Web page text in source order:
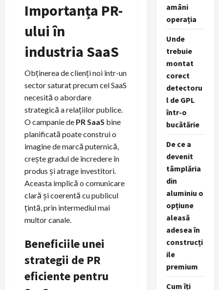
Importanța PR-
ului în
industria SaaS
Obținerea de clienți noi într-un
sector saturat precum cel SaaS
necesită o abordare
strategică a relațiilor publice.
O campanie de PR SaaS bine
planificată poate construi o
imagine de marcă puternică,
crește gradul de încredere în
produs și atrage investitori.
Aceasta implică o comunicare
clară și coerentă cu publicul
țintă, prin intermediul mai
multor canale.
Beneficiile unei
strategii de PR
eficiente pentru
amâni
operația
Unde
trebuie
montat
corect
detectoru
l de GPL
într-o
bucătărie
De ce a
devenit
tâmplăria
din
aluminiu o
opțiune
aleasă
adesea în
construcți
ile
premium
Cum îți